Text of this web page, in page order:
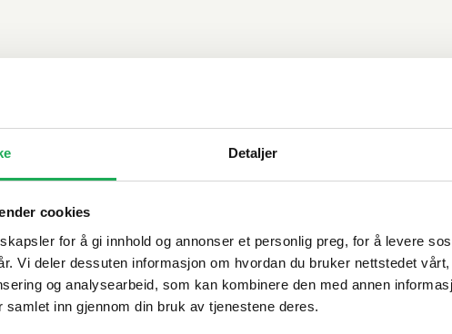
Detaljer
cookies
for å gi innhold og annonser et personlig preg, for å levere
Vi deler dessuten informasjon om hvordan du bruker nettstedet
og analysearbeid, som kan kombinere den med annen
samlet inn gjennom din bruk av tjenestene deres.